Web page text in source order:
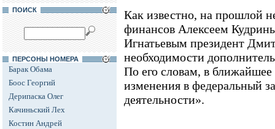
ПОИСК
ПЕРСОНЫ НОМЕРА
Барак Обама
Боос Георгий
Дерипаска Олег
Качиньский Лех
Костин Андрей
Как известно, на прошлой
финансов Алексеем
Игнатьевым президент
необходимости
По его словам, в ближайшее
изменения в федеральный
деятельности».